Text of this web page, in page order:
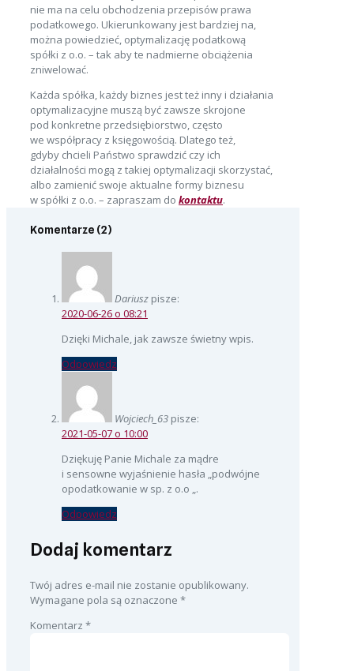
nie ma na celu obchodzenia przepisów prawa
podatkowego. Ukierunkowany jest bardziej na,
można powiedzieć, optymalizację podatkową
spółki z o.o. – tak aby te nadmierne obciążenia
zniwelować.
Każda spółka, każdy biznes jest też inny i działania
optymalizacyjne muszą być zawsze skrojone
pod konkretne przedsiębiorstwo, często
we współpracy z księgowością. Dlatego też,
gdyby chcieli Państwo sprawdzić czy ich
działalności mogą z takiej optymalizacji skorzystać,
albo zamienić swoje aktualne formy biznesu
w spółki z o.o. – zapraszam do kontaktu.
Komentarze (2)
Dariusz pisze:
2020-06-26 o 08:21
Dzięki Michale, jak zawsze świetny wpis.
Odpowiedz
Wojciech_63 pisze:
2021-05-07 o 10:00
Dziękuję Panie Michale za mądre
i sensowne wyjaśnienie hasła „podwójne
opodatkowanie w sp. z o.o „.
Odpowiedz
Dodaj komentarz
Twój adres e-mail nie zostanie opublikowany.
Wymagane pola są oznaczone *
Komentarz *